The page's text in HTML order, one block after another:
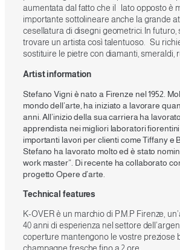
aumentata dal fatto che il lato opposto è
importante sottolineare anche la grande
cesellatura di disegni geometrici. In futuro,
trovare un artista così talentuoso. Su
sostituire le pietre con diamanti, smeraldi,
Artist information
Stefano Vigni è nato a Firenze nel 1952.
mondo dell’arte, ha iniziato a lavorare
anni. All’inizio della sua carriera ha
apprendista nei migliori laboratori
importanti lavori per clienti come Tiffany e
Stefano ha lavorato molto ed è stato
work master”. Di recente ha collaborato
progetto Opere d’arte.
Technical features
K-OVER è un marchio di P.M.P Firenze,
40 anni di esperienza nel settore
coperture mantengono le vostre preziose